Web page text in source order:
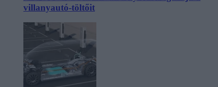
villanyautó-töltőit